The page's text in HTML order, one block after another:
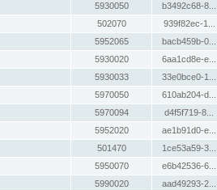
5930050 b3492c68-8...
502070 939f82ec-1...
5952065 bacb459b-0...
5930020 6aa1cd8e-e...
5930033 33e0bce0-1...
5970050 610ab204-d...
5970094 d4f5f719-8...
5952020 ae1b91d0-e...
501470 1ce53a59-3...
5950070 e6b42536-6...
5990020 aad49293-2...